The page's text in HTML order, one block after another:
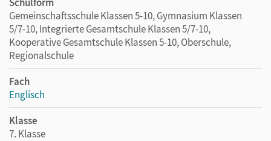
Gemeinschaftsschule Klassen 5-10, Gymnasium Klassen
5/7-10, Integrierte Gesamtschule Klassen 5/7-10,
Kooperative Gesamtschule Klassen 5-10, Oberschule,
Regionalschule
Fach
Englisch
Klasse
7. Klasse